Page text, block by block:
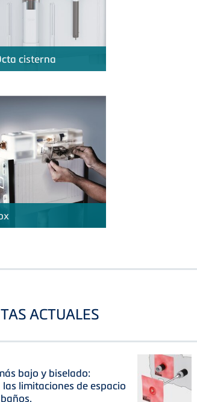
cisterna
ACTUALES
bajo y biselado:
limitaciones de espacio